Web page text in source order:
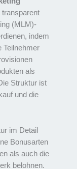
transparent
(MLM)-
indem
Teilnehmer
als
Struktur ist
und die
im Detail
Bonusarten
als auch die
belohnen.